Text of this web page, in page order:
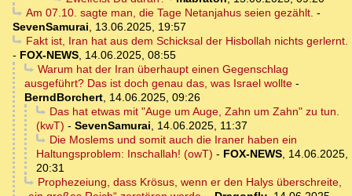
Am 07.10. sagte man, die Tage Netanjahus seien gezählt. -
SevenSamurai, 13.06.2025, 19:57
Fakt ist, Iran hat aus dem Schicksal der Hisbollah nichts gerlernt.
- FOX-NEWS, 14.06.2025, 08:55
Warum hat der Iran überhaupt einen Gegenschlag
ausgeführt? Das ist doch genau das, was Israel wollte -
BerndBorchert, 14.06.2025, 09:26
Das hat etwas mit "Auge um Auge, Zahn um Zahn" zu tun.
(kwT) - SevenSamurai, 14.06.2025, 11:37
Die Moslems und somit auch die Iraner haben ein
Haltungsproblem: Inschallah! (owT) - FOX-NEWS, 14.06.2025,
20:31
Prophezeiung, dass Krösus, wenn er den Halys überschreite,